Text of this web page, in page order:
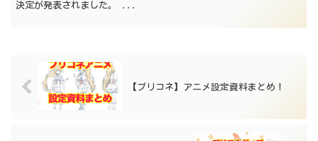
決定が発表されました。 ...
【プリコネ】アニメ設定資料まとめ！